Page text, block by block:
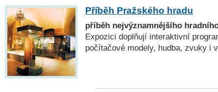
Příběh Pražského hradu
příběh nejvýznamnějšího
Expozici doplňují interaktivní
počítačové modely, hudba, zvuky i